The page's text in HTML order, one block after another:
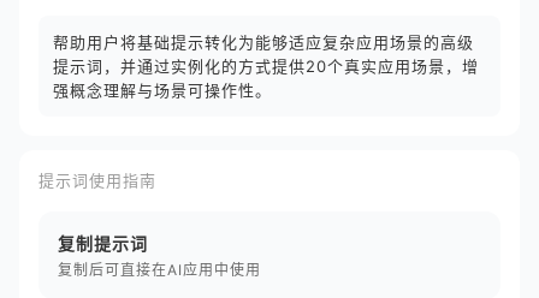
帮助用户将基础提示转化为能够适应复杂应用场景的高级
提示词，并通过实例化的方式提供20个真实应用场景，增
强概念理解与场景可操作性。
提示词使用指南
复制提示词
复制后可直接在AI应用中使用